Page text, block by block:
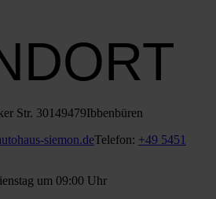
Str. 30149479Ibben­bü­ren
siemon.deTele­fon: +49 5451
um 09:00 Uhr